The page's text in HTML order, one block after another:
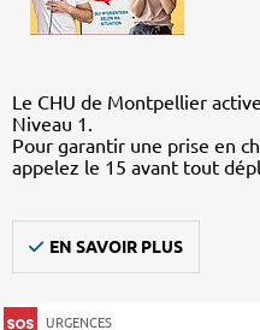
Le CHU de Montpellier
Niveau 1.
Pour garantir une prise en
appelez le 15 avant tout
EN SAVOIR PLUS
URGENCES